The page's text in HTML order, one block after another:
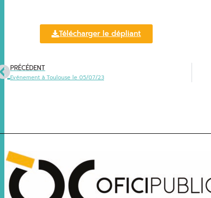
Télécharger le dépliant
PRÉCÉDENT
Evénement à Toulouse le 05/07/23